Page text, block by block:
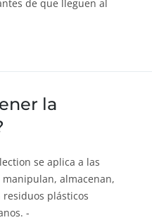
ambiente
de que lleguen al
la
se aplica a las
almacenan,
plásticos
-